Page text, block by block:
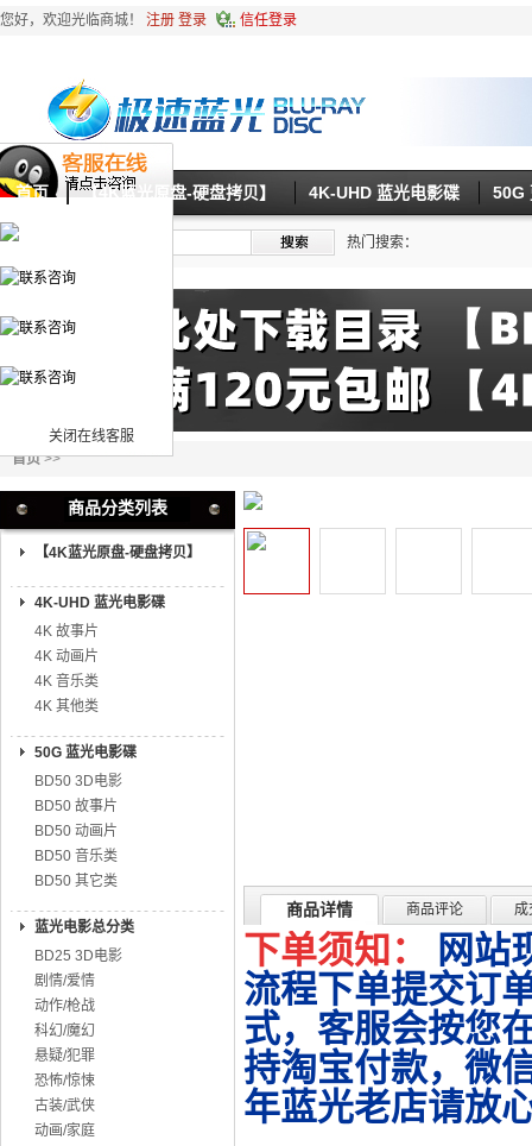
关闭在线客服
您好，欢迎光临商城！ 注册 登录 信任登录
首页 【4K蓝光原盘-硬盘拷贝】 4K-UHD 蓝光电影碟 50G
热门搜索：
首页>>
商品分类列表
【4K蓝光原盘-硬盘拷贝】
4K-UHD 蓝光电影碟
4K 故事片
4K 动画片
4K 音乐类
4K 其他类
50G 蓝光电影碟
BD50 3D电影
BD50 故事片
BD50 动画片
BD50 音乐类
BD50 其它类
蓝光电影总分类
BD25 3D电影
剧情/爱情
动作/枪战
科幻/魔幻
悬疑/犯罪
恐怖/惊悚
古装/武侠
动画/家庭
商品详情 商品评论 成
下单须知：
网站
流程下单提交订
式，客服会按您
持淘宝付款，微
年蓝光老店请放